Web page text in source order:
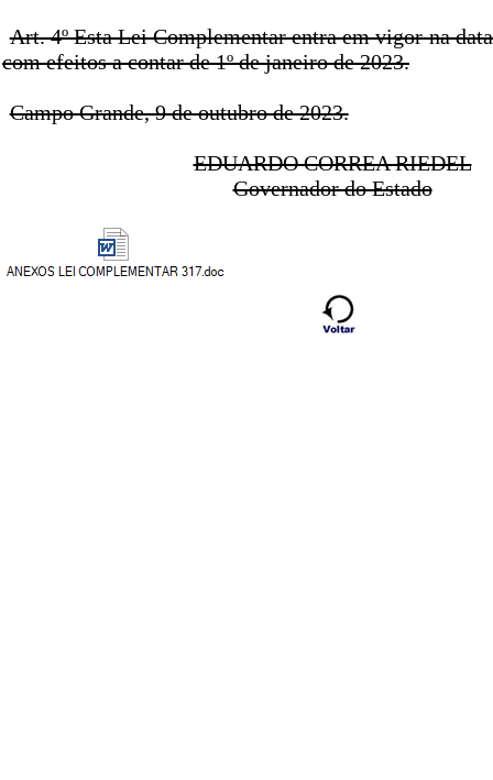
Art. 4º Esta Lei Complementar entra em vigor na
com efeitos a contar de 1º de janeiro de 2023.
Campo Grande, 9 de outubro de 2023.
EDUARDO CORREA RIEDEL
Governador do Estado